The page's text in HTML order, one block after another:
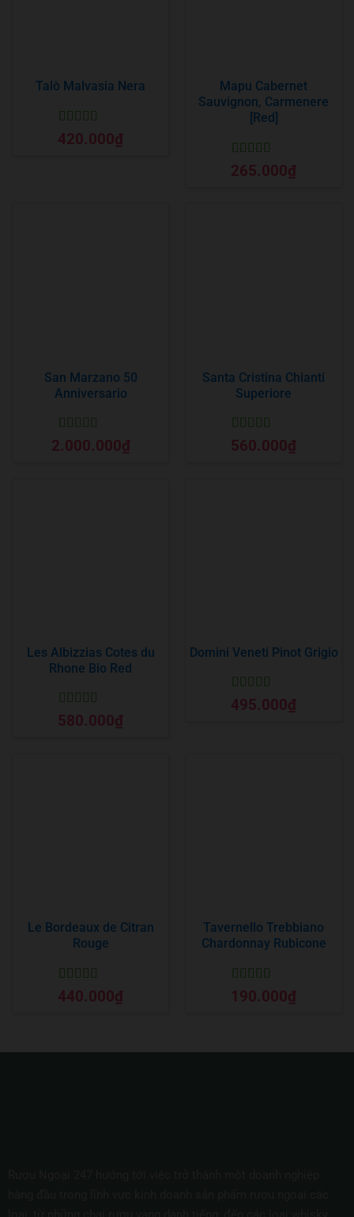
Talò Malvasia Nera
Được xếp
hạng55 sao
420.000₫
Mapu Cabernet
Sauvignon, Carmenere
[Red]
Được xếp
hạng55 sao
265.000₫
San Marzano 50
Anniversario
Được xếp
hạng55 sao
2.000.000₫
Santa Cristina Chianti
Superiore
Được xếp
hạng55 sao
560.000₫
Les Albizzias Cotes du
Rhone Bio Red
Được xếp
hạng55 sao
580.000₫
Domini Veneti Pinot Grigio
Được xếp
hạng55 sao
495.000₫
Le Bordeaux de Citran
Rouge
Được xếp
hạng55 sao
440.000₫
Tavernello Trebbiano
Chardonnay Rubicone
Được xếp
hạng55 sao
190.000₫